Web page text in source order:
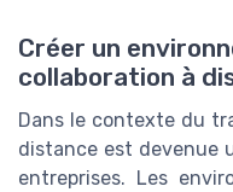
Créer un
collaboration à
Dans le contexte du
distance est devenue
entreprises. Les